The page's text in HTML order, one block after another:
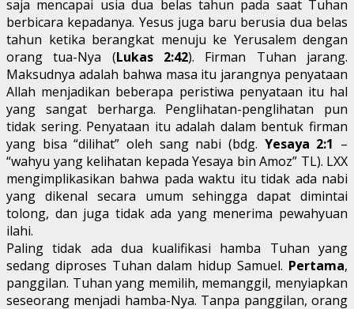
saja mencapai usia dua belas tahun pada saat Tuhan
berbicara kepadanya. Yesus juga baru berusia dua belas
tahun ketika berangkat menuju ke Yerusalem dengan
orang tua-Nya (Lukas 2:42). Firman Tuhan jarang.
Maksudnya adalah bahwa masa itu jarangnya penyataan
Allah menjadikan beberapa peristiwa penyataan itu hal
yang sangat berharga. Penglihatan-penglihatan pun
tidak sering. Penyataan itu adalah dalam bentuk firman
yang bisa “dilihat” oleh sang nabi (bdg. Yesaya 2:1 –
“wahyu yang kelihatan kepada Yesaya bin Amoz” TL). LXX
mengimplikasikan bahwa pada waktu itu tidak ada nabi
yang dikenal secara umum sehingga dapat dimintai
tolong, dan juga tidak ada yang menerima pewahyuan
ilahi.
Paling tidak ada dua kualifikasi hamba Tuhan yang
sedang diproses Tuhan dalam hidup Samuel. Pertama,
panggilan. Tuhan yang memilih, memanggil, menyiapkan
seseorang menjadi hamba-Nya. Tanpa panggilan, orang